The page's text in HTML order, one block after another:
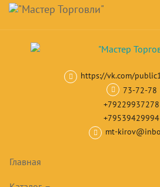
Skip
main
content
Навигация
https://vk.com/
73-72-78
+79229937278
+79539429994
mt-
Главная
Корзина товар(ов)
Тепловое оборудование